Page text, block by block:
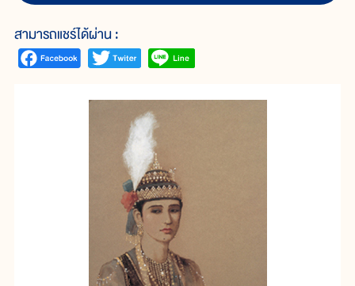
สามารถแชร์ได้ผ่าน :